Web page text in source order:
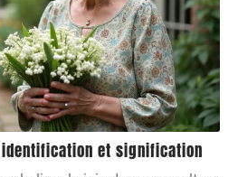
et signification